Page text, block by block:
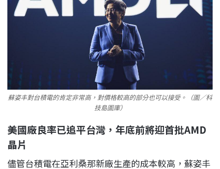
蘇姿丰對台積電的肯定非常高，對價格較高的部分也可以接受。（圖／科
技島圖庫）
美國廠良率已追平台灣，年底前將迎首批AMD
晶片
儘管台積電在亞利桑那新廠生產的成本較高，蘇姿丰